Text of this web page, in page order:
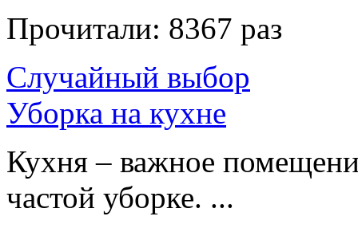
Прочитали: 8367 раз
Случайный выбор
Уборка на кухне
Кухня – важное
частой уборке. ...